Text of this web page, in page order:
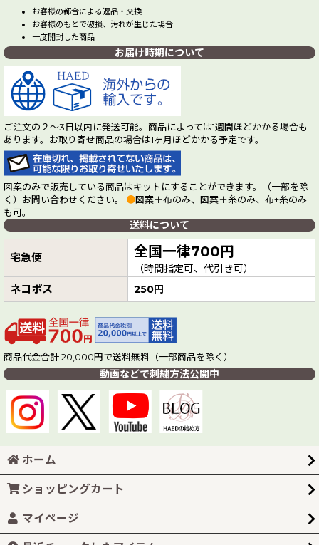
お客様の都合による返品・交換
お客様のもとで破損、汚れが生じた場合
一度開封した商品
お届け時期について
ご注文の２～3日以内に発送可能。商品によっては1週間ほどかかる場合も
あります。お取り寄せ商品の場合は1ヶ月ほどかかる予定です。
図案のみで販売している商品はキットにすることができます。（一部を除
く）お問い合わせください。 ●図案＋布のみ、図案＋糸のみ、布+糸のみ
も可。
送料について
宅急便 全国一律700円
（時間指定可、代引き可）
ネコポス 250円
商品代金合計 20,000円で送料無料（一部商品を除く）
動画などで刺繍方法公開中
ホーム
ショッピングカート
マイページ